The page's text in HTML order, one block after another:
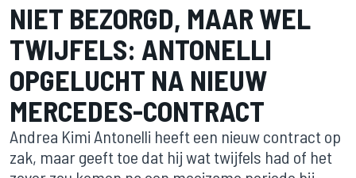
NIET BEZORGD, MAAR WEL
TWIJFELS: ANTONELLI
OPGELUCHT NA NIEUW
MERCEDES-CONTRACT
Andrea Kimi Antonelli heeft een nieuw contract op
zak, maar geeft toe dat hij wat twijfels had of het